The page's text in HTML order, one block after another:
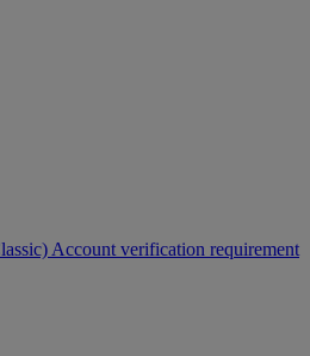
Account verification requirement